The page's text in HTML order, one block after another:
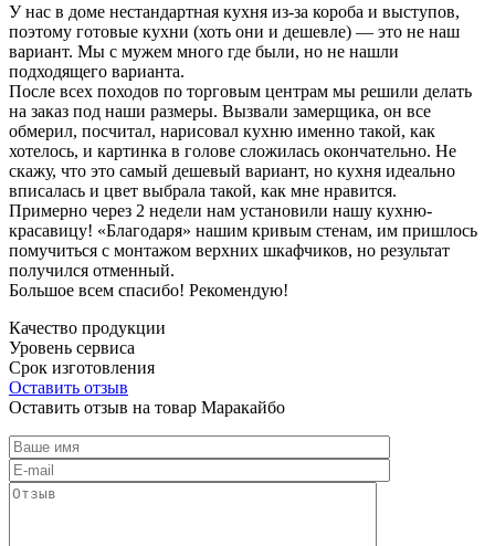
У нас в доме нестандартная кухня из-за короба и выступов,
поэтому готовые кухни (хоть они и дешевле) — это не наш
вариант. Мы с мужем много где были, но не нашли
подходящего варианта.
После всех походов по торговым центрам мы решили делать
на заказ под наши размеры. Вызвали замерщика, он все
обмерил, посчитал, нарисовал кухню именно такой, как
хотелось, и картинка в голове сложилась окончательно. Не
скажу, что это самый дешевый вариант, но кухня идеально
вписалась и цвет выбрала такой, как мне нравится.
Примерно через 2 недели нам установили нашу кухню-
красавицу! «Благодаря» нашим кривым стенам, им пришлось
помучиться с монтажом верхних шкафчиков, но результат
получился отменный.
Большое всем спасибо! Рекомендую!
Качество продукции
Уровень сервиса
Срок изготовления
Оставить отзыв
Оставить отзыв на товар Маракайбо